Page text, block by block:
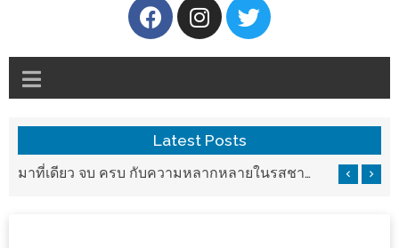
อ้วน
ศิริ
ปัน
นาฯ
เชียงใหม่
Latest Posts
แวะมาชิลยามเย็น กับจุดเช็คอินชมวิวดอยสุเทพสุดฟิน เครื่องดื่มและอาหารครบครันที่ Pool House